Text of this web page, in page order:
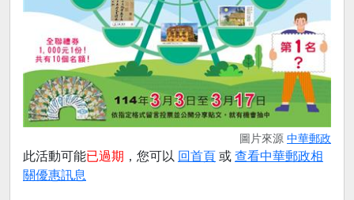
圖片來源 中華郵政
此活動可能已過期 ，您可以 回首頁 或 查看中華郵政相
關優惠訊息